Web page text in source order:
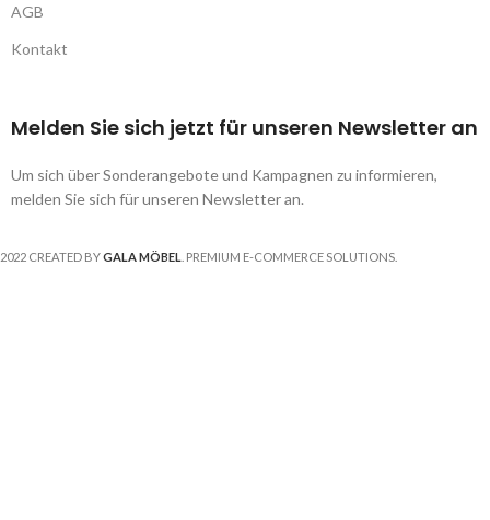
AGB
Kontakt
Melden Sie sich jetzt für unseren Newsletter an
Um sich über Sonderangebote und Kampagnen zu informieren,
melden Sie sich für unseren Newsletter an.
2022 CREATED BYGALA MÖBEL . PREMIUM E-COMMERCE SOLUTIONS.